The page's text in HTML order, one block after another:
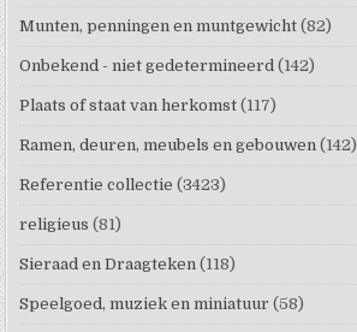
Munten, penningen en muntgewicht (82)
Onbekend - niet gedetermineerd (142)
Plaats of staat van herkomst (117)
Ramen, deuren, meubels en gebouwen (142)
Referentie collectie (3423)
religieus (81)
Sieraad en Draagteken (118)
Speelgoed, muziek en miniatuur (58)